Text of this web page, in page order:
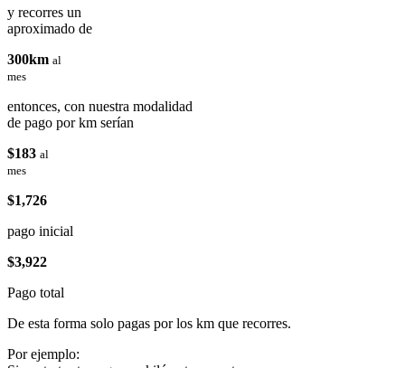
y recorres un
aproximado de
300km al
mes
entonces, con nuestra modalidad
de pago por km serían
$183 al
mes
$1,726
pago inicial
$3,922
Pago total
De esta forma solo pagas por los km que recorres.
Por ejemplo: